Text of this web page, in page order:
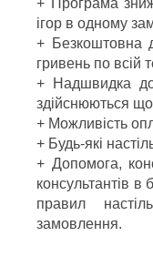
+ Програма
ігор в одному
+ Безкоштовна
гривень по всій
+ Надшвидка
здійснюються
+ Можливість
+ Будь-які
+ Допомога,
консультантів в
правил
замовлення.